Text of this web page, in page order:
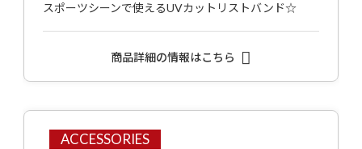
スポーツシーンで使えるUVカットリストバンド☆
商品詳細の情報はこちら
ACCESSORIES